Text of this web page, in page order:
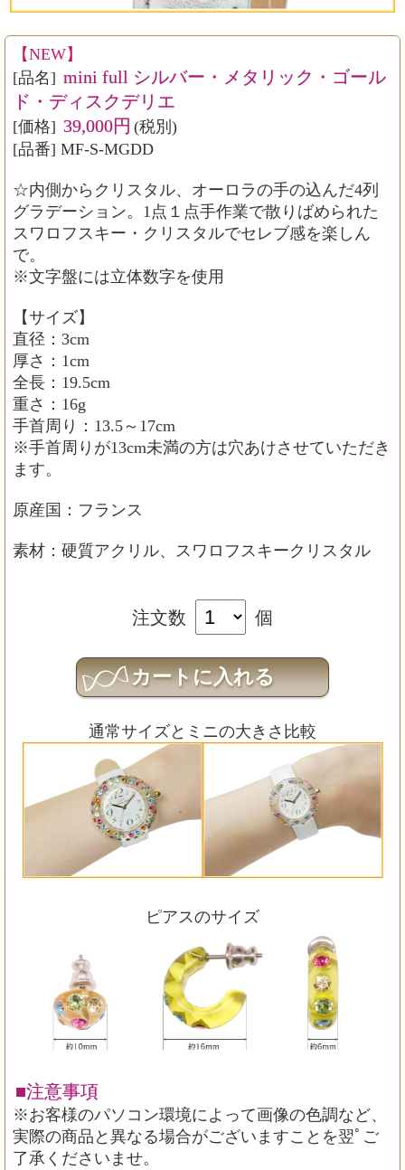
【NEW】
[品名] mini full シルバー・メタリック・ゴール
ド・ディスクデリエ
[価格] 39,000円 (税別)
[品番] MF-S-MGDD
☆内側からクリスタル、オーロラの手の込んだ4列
グラデーション。1点１点手作業で散りばめられた
スワロフスキー・クリスタルでセレブ感を楽しん
で。
※文字盤には立体数字を使用
【サイズ】
直径：3cm
厚さ：1cm
全長：19.5cm
重さ：16g
手首周り：13.5～17cm
※手首周りが13cm未満の方は穴あけさせていただき
ます。
原産国：フランス
素材：硬質アクリル、スワロフスキークリスタル
注文数 個
通常サイズとミニの大きさ比較
ピアスのサイズ
■注意事項
※お客様のパソコン環境によって画像の色調など、
実際の商品と異なる場合がございますことを翌ﾟご
了承くださいませ。